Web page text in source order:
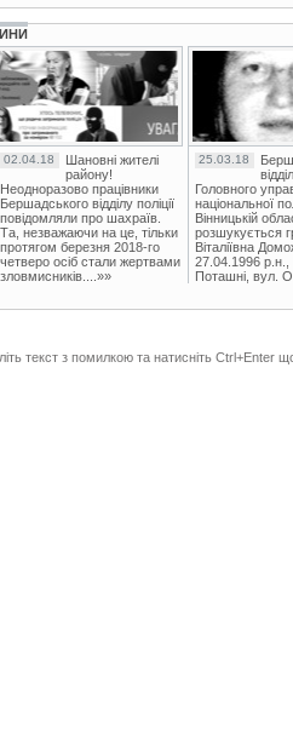
02.04.18
Шановні жителі
району!
Неодноразово працівники
Бершадського відділу поліції
повідомляли про шахраїв.
Та, незважаючи на це, тільки
протягом березня 2018-го
четверо осіб стали жертвами
зловмисників....»»
25.03.18
Головного
національної
Вінницькій
розшукується
Віталіївна
27.04.1996 р.н.,
Поташні, вул.
текст з помилкою та натисніть Ctrl+Enter